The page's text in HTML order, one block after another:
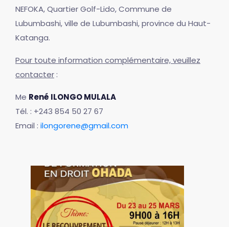
NEFOKA, Quartier Golf-Lido, Commune de
Lubumbashi, ville de Lubumbashi, province du Haut-
Katanga.
Pour toute information complémentaire, veuillez
contacter :
Me René ILONGO MULALA
Tél. : +243 854 50 27 67
Email : ilongorene@gmail.com